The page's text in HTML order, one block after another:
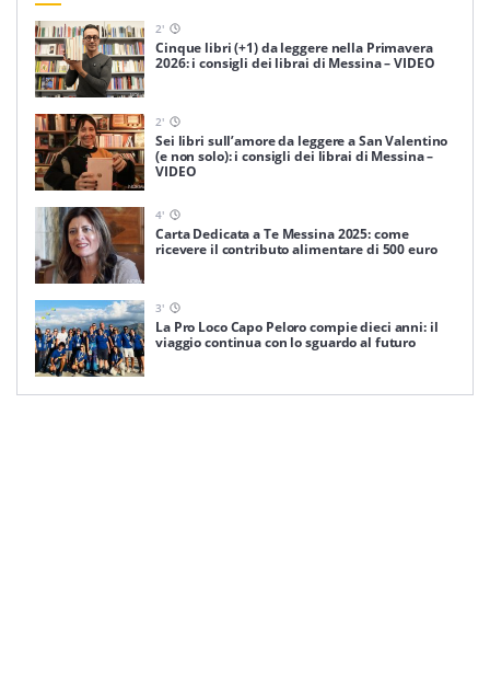
2'
Cinque libri (+1) da leggere nella Primavera
2026: i consigli dei librai di Messina – VIDEO
2'
Sei libri sull’amore da leggere a San Valentino
(e non solo): i consigli dei librai di Messina –
VIDEO
4'
Carta Dedicata a Te Messina 2025: come
ricevere il contributo alimentare di 500 euro
3'
La Pro Loco Capo Peloro compie dieci anni: il
viaggio continua con lo sguardo al futuro